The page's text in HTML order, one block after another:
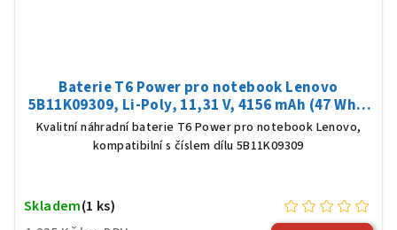
Baterie T6 Power pro notebook Lenovo
5B11K09309, Li-Poly, 11,31 V, 4156 mAh (47 Wh),
černá
Kvalitní náhradní baterie T6 Power pro notebook Lenovo,
kompatibilní s číslem dílu 5B11K09309
Skladem(1 ks)